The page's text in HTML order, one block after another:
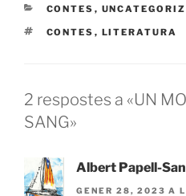
CONTES ,
CONTES , LITERATURA
2 respostes a «UN
SANG»
Albert Papell-
GENER 28, 2023 A